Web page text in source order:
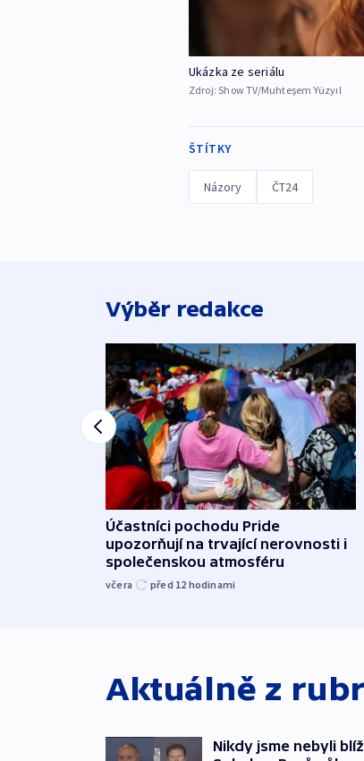
Ukázka ze seriálu
Zdroj:Show TV/Muhteşem Yüzyıl
ŠTÍTKY
Názory ČT24
Výběr redakce
Účastníci pochodu Pride
upozorňují na trvající nerovnosti i
společenskou atmosféru
včera před 12 hodinami
Aktuálně z
Nikdy jsme nebyli